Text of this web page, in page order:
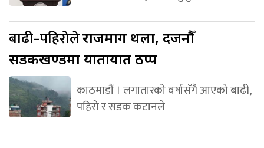
बाढी–पहिरोलेराजमार्ग थला, दर्जनौँ
सडकखण्डमा यातायात ठप्प
काठमाडौं । लगातारको वर्षासँगै आएको बाढी,
पहिरो र सडक कटानले